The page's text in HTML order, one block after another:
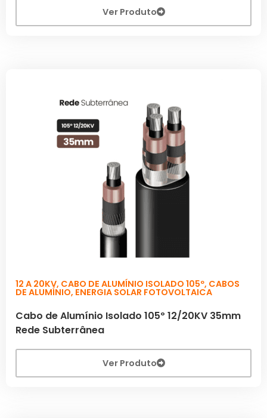
Ver Produto
12 A 20KV, CABO DE ALUMÍNIO ISOLADO 105º, CABOS
DE ALUMÍNIO, ENERGIA SOLAR FOTOVOLTAICA
Cabo de Alumínio Isolado 105º 12/20KV 35mm
Rede Subterrânea
Ver Produto